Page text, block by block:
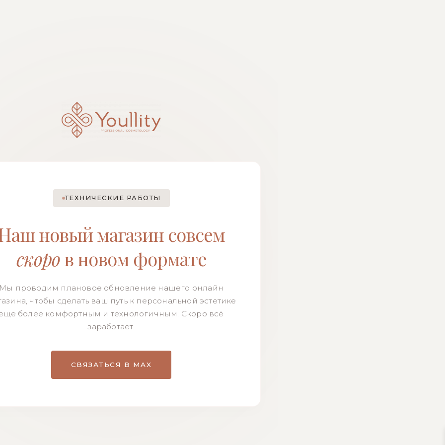
ТЕХНИЧЕСКИЕ РАБОТЫ
новый магазин совсем
скоров новом формате
проводим плановое обновление нашего онлайн
чтобы сделать ваш путь к персональной эстетике
более комфортным и технологичным. Скоро всё
заработает.
СВЯЗАТЬСЯ В MAX